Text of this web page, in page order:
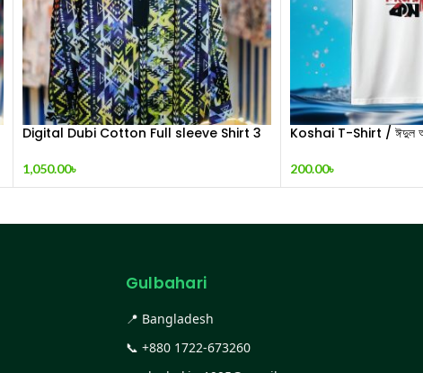
Digital Dubi Cotton Full sleeve Shirt 3
1,050.00৳
Koshai T-Shirt / ঈদুল
200.00৳
Gulbahari
📍 Bangladesh
📞 +880 1722-673260